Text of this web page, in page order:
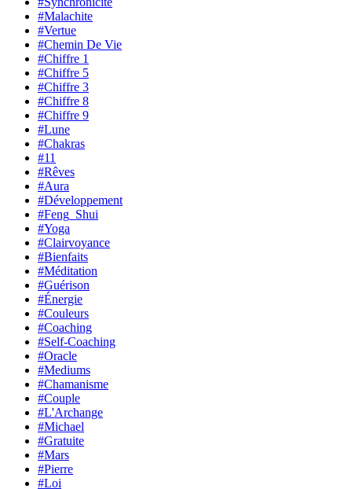
#Malachite
#Vertue
#Chemin De Vie
#Chiffre 1
#Chiffre 5
#Chiffre 3
#Chiffre 8
#Chiffre 9
#Lune
#Chakras
#11
#Rêves
#Aura
#Développement
#Feng_Shui
#Yoga
#Clairvoyance
#Bienfaits
#Méditation
#Guérison
#Énergie
#Couleurs
#Coaching
#Self-Coaching
#Oracle
#Mediums
#Chamanisme
#Couple
#L'Archange
#Michael
#Gratuite
#Mars
#Pierre
#Loi